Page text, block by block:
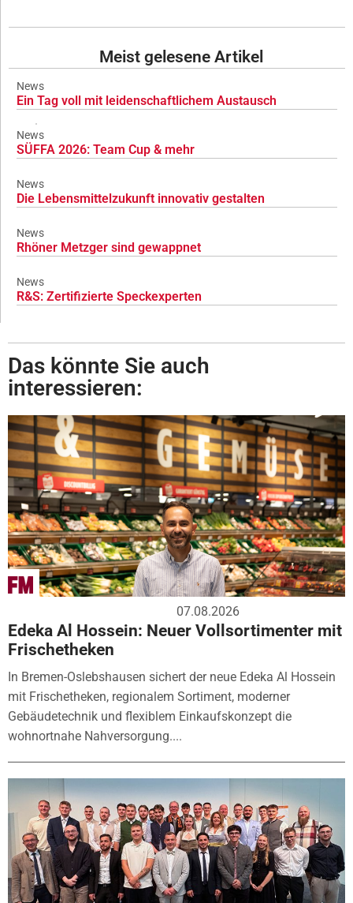
Meist gelesene Artikel
News
Ein Tag voll mit leidenschaftlichem Austausch
News
SÜFFA 2026: Team Cup & mehr
News
Die Lebensmittelzukunft innovativ gestalten
News
Rhöner Metzger sind gewappnet
News
R&S: Zertifizierte Speckexperten
Das könnte Sie auch
interessieren:
07.08.2026
Edeka Al Hossein: Neuer Vollsortimenter mit
Frischetheken
In Bremen-Oslebshausen sichert der neue Edeka Al Hossein
mit Frischetheken, regionalem Sortiment, moderner
Gebäudetechnik und flexiblem Einkaufskonzept die
wohnortnahe Nahversorgung....